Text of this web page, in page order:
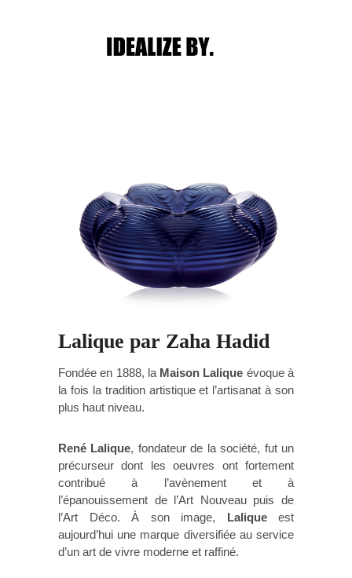
Lalique par Zaha Hadid
Fondée en 1888, la Maison Lalique évoque à
la fois la tradition artistique et l’artisanat à son
plus haut niveau.
René Lalique, fondateur de la société, fut un
précurseur dont les oeuvres ont fortement
contribué à l’avènement et à
l’épanouissement de l’Art Nouveau puis de
l’Art Déco. À son image, Laliqueest
aujourd’hui une marque diversifiée au service
d’un art de vivre moderne et raffiné.